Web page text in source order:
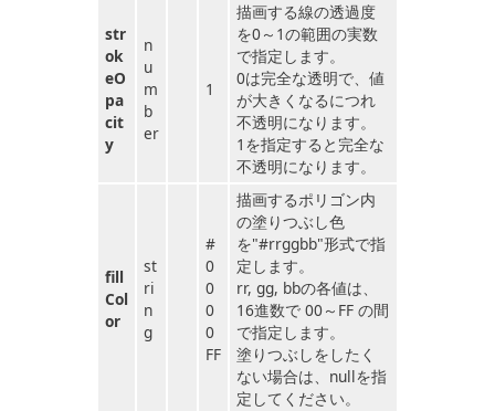
str
ok
eO
pa
cit
y
n
u
m
b
er
1
描画する線の透過度
を0～1の範囲の実数
で指定します。
0は完全な透明で、値
が大きくなるにつれ
不透明になります。
1を指定すると完全な
不透明になります。
fill
Col
or
st
ri
n
g
#
0
0
0
0
FF
描画するポリゴン内
の塗りつぶし色
を"#rrggbb"形式で指
定します。
rr, gg, bbの各値は、
16進数で 00～FF の間
で指定します。
塗りつぶしをしたく
ない場合は、nullを指
定してください。